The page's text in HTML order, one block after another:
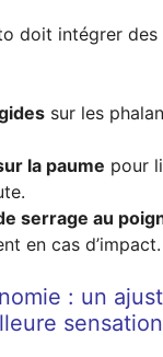
doit intégrer
sur les
la paume pour
serrage au
en cas d’impact.
: un
sensation